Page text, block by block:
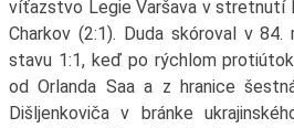
víťazstvo Legie Varšava v stretnutí
Charkov (2:1). Duda skóroval v 84.
stavu 1:1, keď po rýchlom
od Orlanda Saa a z hranice
Dišljenkoviča v bránke